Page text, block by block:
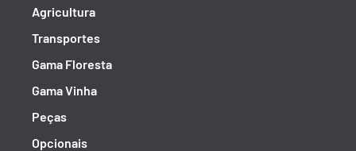
Agricultura
Transportes
Gama Floresta
Gama Vinha
Peças
Opcionais